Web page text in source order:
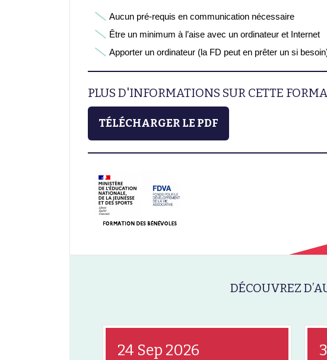
Aucun pré-requis en communication nécessaire
Être un minimum à l’aise avec un ordinateur et Internet
Apporter un ordinateur (la FD peut en prêter un si
PLUS D'INFORMATIONS SUR CETTE
TÉLÉCHARGER LE PDF
DÉCOUVREZ
24 Sep 2026